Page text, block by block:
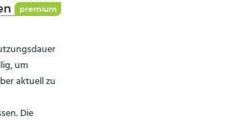
premium
um
aktuell zu
Die